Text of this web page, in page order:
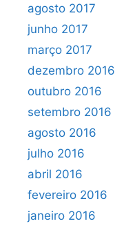
agosto 2017
junho 2017
março 2017
dezembro 2016
outubro 2016
setembro 2016
agosto 2016
julho 2016
abril 2016
fevereiro 2016
janeiro 2016